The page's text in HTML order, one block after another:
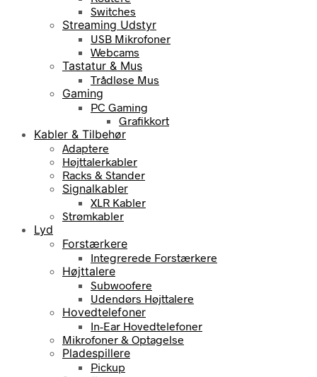
Switches
Streaming Udstyr
USB Mikrofoner
Webcams
Tastatur & Mus
Trådløse Mus
Gaming
PC Gaming
Grafikkort
Kabler & Tilbehør
Adaptere
Højttalerkabler
Racks & Stander
Signalkabler
XLR Kabler
Strømkabler
Lyd
Forstærkere
Integrerede Forstærkere
Højttalere
Subwoofere
Udendørs Højttalere
Hovedtelefoner
In-Ear Hovedtelefoner
Mikrofoner & Optagelse
Pladespillere
Pickup